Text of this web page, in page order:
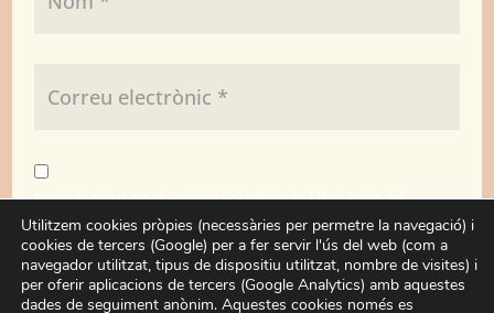
Desa el meu nom, correu electrònic i lloc web en
aquest navegador per a la pròxima vegada que
comenti.
Utilitzem cookies pròpies (necessàries per permetre la navegació) i
cookies de tercers (Google) per a fer servir l'ús del web (com a
navegador utilitzat, tipus de dispositiu utilitzat, nombre de visites) i
per oferir aplicacions de tercers (Google Analytics) amb aquestes
dades de seguiment anònim. Aquestes cookies només es